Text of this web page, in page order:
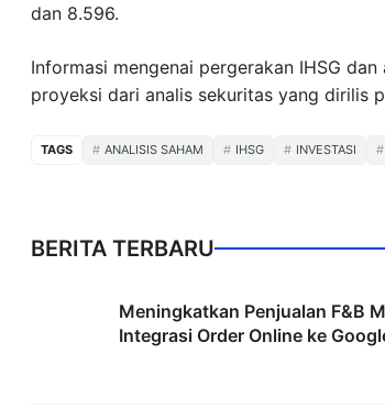
dan 8.596.
Informasi mengenai pergerakan IHSG
proyeksi dari analis sekuritas yang dirilis
TAGS ANALISIS SAHAM IHSG INVESTASI
BERITA TERBARU
Meningkatkan Penjualan F&B
Integrasi Order Online ke